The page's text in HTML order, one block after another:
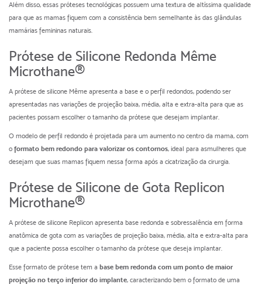
Além disso, essas próteses tecnológicas possuem uma textura de altíssima qualidade
para que as mamas fiquem com a consistência bem semelhante às das glândulas
mamárias femininas naturais.
Prótese de Silicone Redonda Même
Microthane®
A prótese de silicone Même apresenta a base e o perfil redondos, podendo ser
apresentadas nas variações de projeção baixa, média, alta e extra-alta para que as
pacientes possam escolher o tamanho da prótese que desejam implantar.
O modelo de perfil redondo é projetada para um aumento no centro da mama, com
o formato bem redondo para valorizar os contornos, ideal para asmulheres que
desejam que suas mamas fiquem nessa forma após a cicatrização da cirurgia.
Prótese de Silicone de Gota Replicon
Microthane®
A prótese de silicone Replicon apresenta base redonda e sobressalência em forma
anatômica de gota com as variações de projeção baixa, média, alta e extra-alta para
que a paciente possa escolher o tamanho da prótese que deseja implantar.
Esse formato de prótese tem a base bem redonda com um ponto de maior
projeção no terço inferior do implante, caracterizando bem o formato de uma